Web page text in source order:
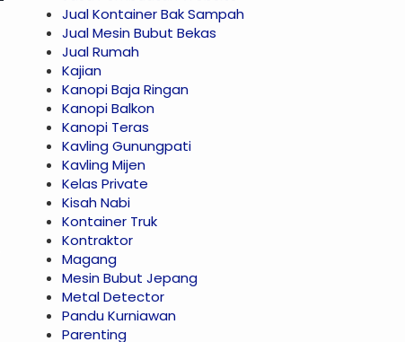
Jual Kontainer Bak Sampah
Jual Mesin Bubut Bekas
Jual Rumah
Kajian
Kanopi Baja Ringan
Kanopi Balkon
Kanopi Teras
Kavling Gunungpati
Kavling Mijen
Kelas Private
Kisah Nabi
Kontainer Truk
Kontraktor
Magang
Mesin Bubut Jepang
Metal Detector
Pandu Kurniawan
Parenting